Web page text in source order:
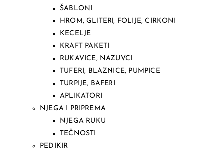
ŠABLONI
HROM, GLITERI, FOLIJE, CIRKONI
KECELJE
KRAFT PAKETI
RUKAVICE, NAZUVCI
TUFERI, BLAZNICE, PUMPICE
TURPIJE, BAFERI
APLIKATORI
NJEGA I PRIPREMA
NJEGA RUKU
TEČNOSTI
PEDIKIR